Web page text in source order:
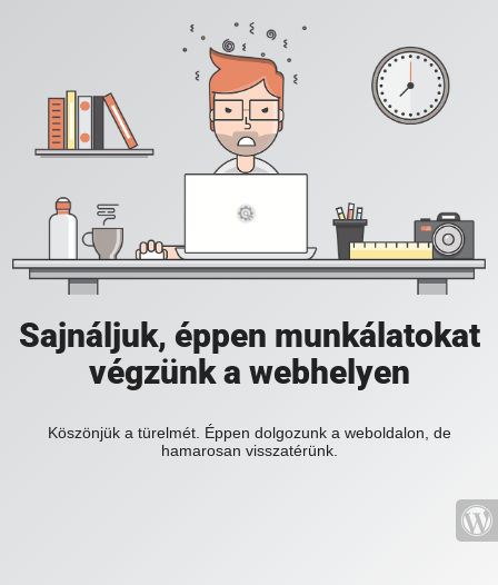
Sajnáljuk, éppen munkálatokat
végzünk a webhelyen
Köszönjük a türelmét. Éppen dolgozunk a weboldalon, de
hamarosan visszatérünk.